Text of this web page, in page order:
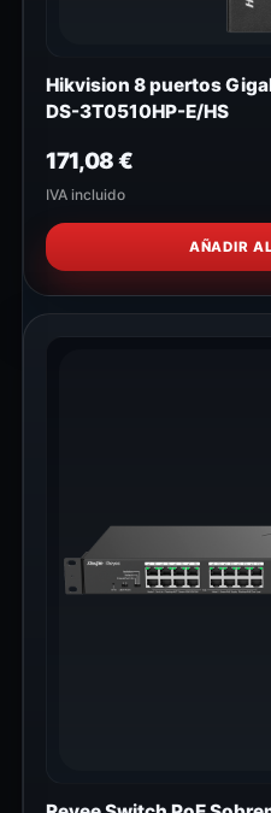
Hikvision 8 puertos
DS-3T0510HP-E/HS
171,08€
IVA incluido
AÑADIR